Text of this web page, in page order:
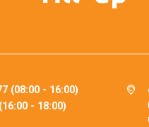
(08:00 - 16:00)
- 18:00)